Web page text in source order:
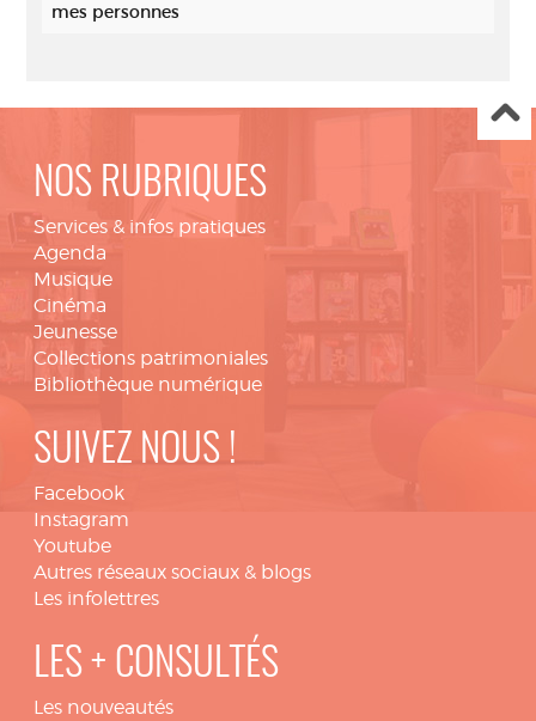
mes personnes
NOS RUBRIQUES
Services & infos pratiques
Agenda
Musique
Cinéma
Jeunesse
Collections patrimoniales
Bibliothèque numérique
SUIVEZ NOUS !
Facebook
Instagram
Youtube
Autres réseaux sociaux & blogs
Les infolettres
LES + CONSULTÉS
Les nouveautés